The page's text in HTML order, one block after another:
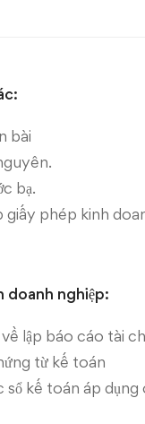
bài
.
bạ.
giấy phép kinh
doanh nghiệp:
lập báo cáo tài
từ kế toán
sổ kế toán áp